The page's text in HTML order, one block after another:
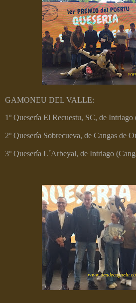
GAMONEU DEL VALLE:
1º Quesería El Recuestu, SC, de Intriago
2º Quesería Sobrecueva, de Cangas de
3º Quesería L´Arbeyal, de Intriago